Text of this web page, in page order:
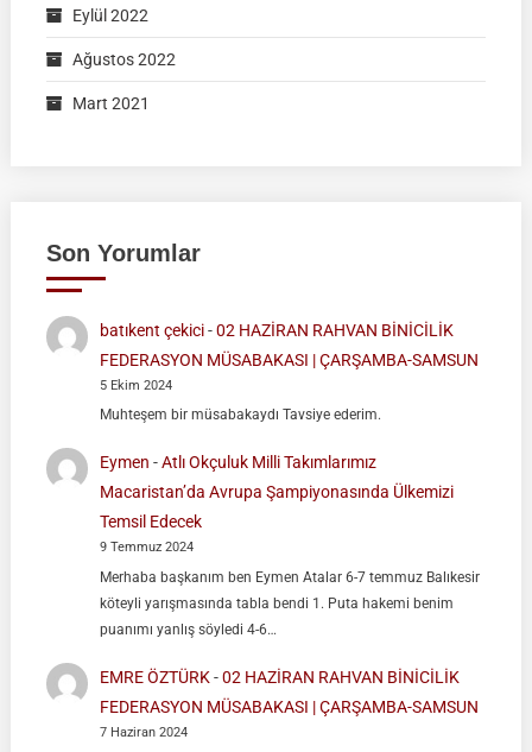
Eylül 2022
Ağustos 2022
Mart 2021
Son Yorumlar
batıkent çekici-02 HAZİRAN RAHVAN BİNİCİLİK
FEDERASYON MÜSABAKASI | ÇARŞAMBA-SAMSUN
5 Ekim 2024
Muhteşem bir müsabakaydı Tavsiye ederim.
Eymen -Atlı Okçuluk Milli Takımlarımız
Macaristan’da Avrupa Şampiyonasında Ülkemizi
Temsil Edecek
9 Temmuz 2024
Merhaba başkanım ben Eymen Atalar 6-7 temmuz Balıkesir
köteyli yarışmasında tabla bendi 1. Puta hakemi benim
puanımı yanlış söyledi 4-6…
EMRE ÖZTÜRK-02 HAZİRAN RAHVAN BİNİCİLİK
FEDERASYON MÜSABAKASI | ÇARŞAMBA-SAMSUN
7 Haziran 2024